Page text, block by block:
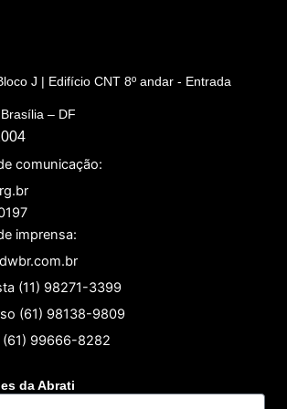
J | Edifício CNT 8º andar - Entrada
– DF
comunicação:
imprensa:
(11) 98271-3399
(61) 98138-9809
(61) 99666-8282
da Abrati